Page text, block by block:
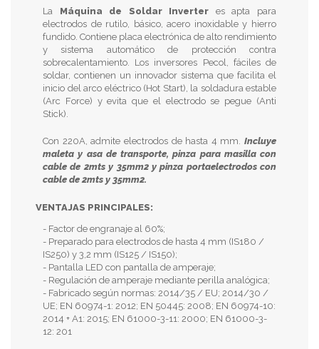
La Máquina de Soldar Inverter es apta para
electrodos de rutilo, básico, acero inoxidable y hierro
fundido. Contiene placa electrónica de alto rendimiento
y sistema automático de protección contra
sobrecalentamiento. Los inversores Pecol, fáciles de
soldar, contienen un innovador sistema que facilita el
inicio del arco eléctrico (Hot Start), la soldadura estable
(Arc Force) y evita que el electrodo se pegue (Anti
Stick).
Con 220A, admite electrodos de hasta 4 mm. Incluye
maleta y asa de transporte, pinza para masilla con
cable de 2mts y 35mm2 y pinza portaelectrodos con
cable de 2mts y 35mm2.
VENTAJAS PRINCIPALES:
- Factor de engranaje al 60%;
- Preparado para electrodos de hasta 4 mm (IS180 /
IS250) y 3,2 mm (IS125 / IS150);
- Pantalla LED con pantalla de amperaje;
- Regulación de amperaje mediante perilla analógica;
- Fabricado según normas: 2014/35 / EU; 2014/30 /
UE; EN 60974-1: 2012; EN 50445: 2008; EN 60974-10:
2014 + A1: 2015; EN 61000-3-11: 2000; EN 61000-3-
12: 201